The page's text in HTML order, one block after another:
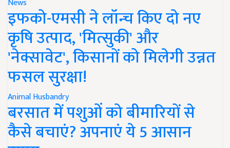
इफको-एमसी ने लॉन्च किए दो नए
कृषि उत्पाद, 'मित्सुकी' और
'नेक्सावेट', किसानों को मिलेगी उन्नत
फसल सुरक्षा!
Animal Husbandry
बरसात में पशुओं को बीमारियों से
कैसे बचाएं? अपनाएं ये 5 आसान